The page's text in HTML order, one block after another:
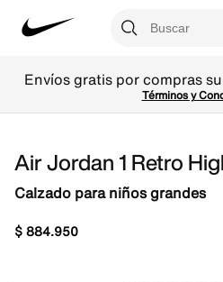
Envíos gratis por compras
Términos y
Air Jordan 1 Retro
Calzado para niños grandes
$884.950